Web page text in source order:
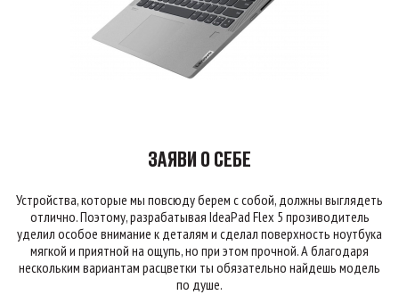
ЗАЯВИ О СЕБЕ
Устройства, которые мы повсюду берем с собой, должны выглядеть
отлично. Поэтому, разрабатывая IdeaPad Flex 5 прозиводитель
уделил особое внимание к деталям и сделал поверхность ноутбука
мягкой и приятной на ощупь, но при этом прочной. А благодаря
нескольким вариантам расцветки ты обязательно найдешь модель
по душе.